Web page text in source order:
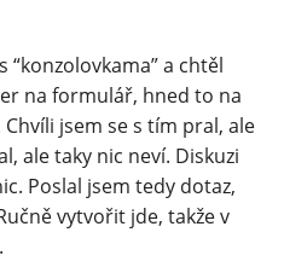
“konzolovkama” a chtěl
na formulář, hned to na
jsem se s tím pral, ale
ale taky nic neví. Diskuzi
Poslal jsem tedy dotaz,
vytvořit jde, takže v